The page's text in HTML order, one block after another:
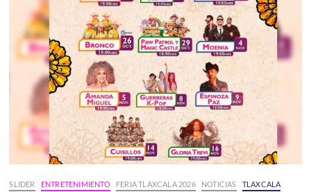
SLIDER ENTRETENIMIENTO FERIA TLAXCALA 2026 NOTICIAS TLAXCALA